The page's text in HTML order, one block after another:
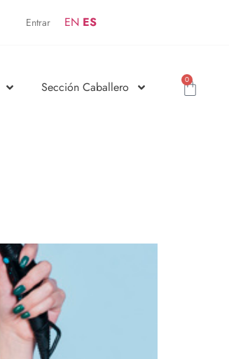
Entrar EN ES
Sección Caballero 0